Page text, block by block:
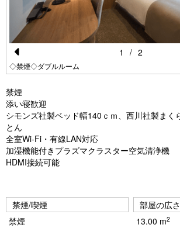
Pr
vi
o
u
s
◇禁煙◇ダブルルーム
1 / 2
禁煙
添い寝歓迎
シモンズ社製ベッド幅140ｃｍ、西川社製まく
とん
全室Wi-Fi・有線LAN対応
加湿機能付きプラズマクラスター空気清浄機
HDMI接続可能
禁煙/喫煙
禁煙
部屋の広さ
13.00 m2